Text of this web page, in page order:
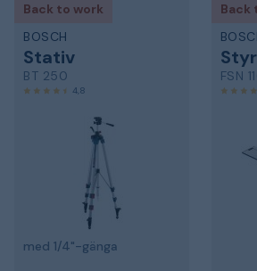
Back to work
BOSCH
Stativ
BT 250
4,8
med 1/4"-gänga
Back
FSN